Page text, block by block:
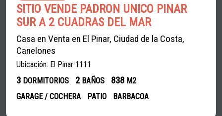
SITIO VENDE PADRON UNICO PINAR
SUR A 2 CUADRAS DEL MAR
Casa en Venta en El Pinar, Ciudad de la Costa,
Canelones
Ubicación: El Pinar 1111
3 DORMITORIOS 2BAÑOS 838 M2
GARAGE / COCHERA
PATIO BARBACOA